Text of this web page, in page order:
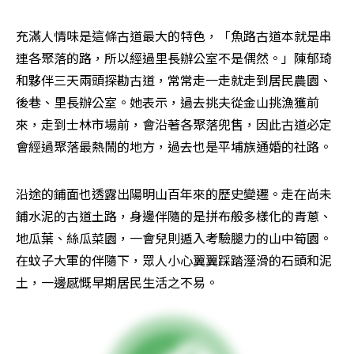
充滿人情味是這條古道最大的特色，「魚路古道本就是串
連各聚落的路，所以經過里長辦公室不是偶然。」陳郁琦
和夥伴三天兩頭探勘古道，常常走一走就走到居民農園、
後巷、里長辦公室。她表示，過去挑夫從金山挑漁獲前
來，走到士林市場前，會沿著各聚落兜售，因此古道必定
會經過聚落最熱鬧的地方，過去也是平埔族通婚的社路。
沿途的鋪面也透露出陽明山百年來的歷史變遷。走在尚未
鋪水泥的古道土路，身邊伴隨的是拼布般多樣化的青蔥、
地瓜葉、絲瓜菜園，一會兒則遁入考驗腿力的山中筍園。
在蚊子大軍的伴隨下，眾人小心翼翼踩踏溼滑的石頭和泥
土，一邊感慨早期居民生活之不易。